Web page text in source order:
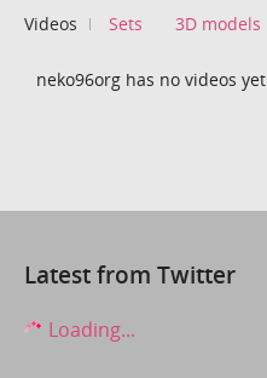
Videos Sets 3D models
neko96org has no videos yet.
Latest from Twitter
Loading...